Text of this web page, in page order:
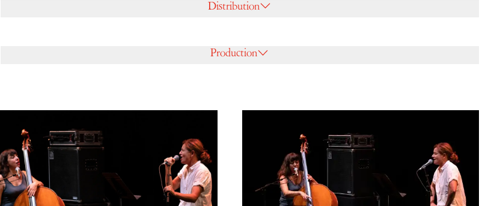
Distribution
Production
Podcasts
Technique
Ressources pédagogiques
Espace production
Actualités